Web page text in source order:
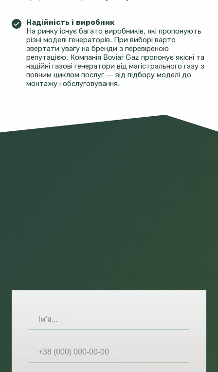
Надійність і виробник
На ринку існує багато виробників, які пропонують
різні моделі генераторів. При виборі варто
звертати увагу на бренди з перевіреною
репутацією. Компанія Boviar Gaz пропонує якісні та
надійні газові генератори від магістрального газу з
повним циклом послуг — від підбору моделі до
монтажу і обслуговування.